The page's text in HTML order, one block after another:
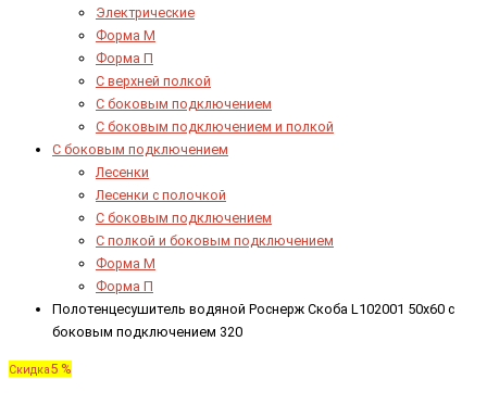
Электрические
Форма М
Форма П
C верхней полкой
C боковым подключением
C боковым подключением и полкой
С боковым подключением
Лесенки
Лесенки с полочкой
С боковым подключением
С полкой и боковым подключением
Форма М
Форма П
Полотенцесушитель водяной Роснерж Скоба L102001 50x60 с
боковым подключением 320
Скидка5 %